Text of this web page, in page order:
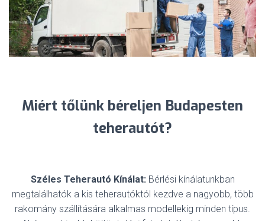
Miért tőlünk béreljen Budapesten
teherautót?
Széles Teherautó Kínálat: Bérlési kínálatunkban
megtalálhatók a kis teherautóktól kezdve a nagyobb, több
rakomány szállítására alkalmas modellekig minden típus.